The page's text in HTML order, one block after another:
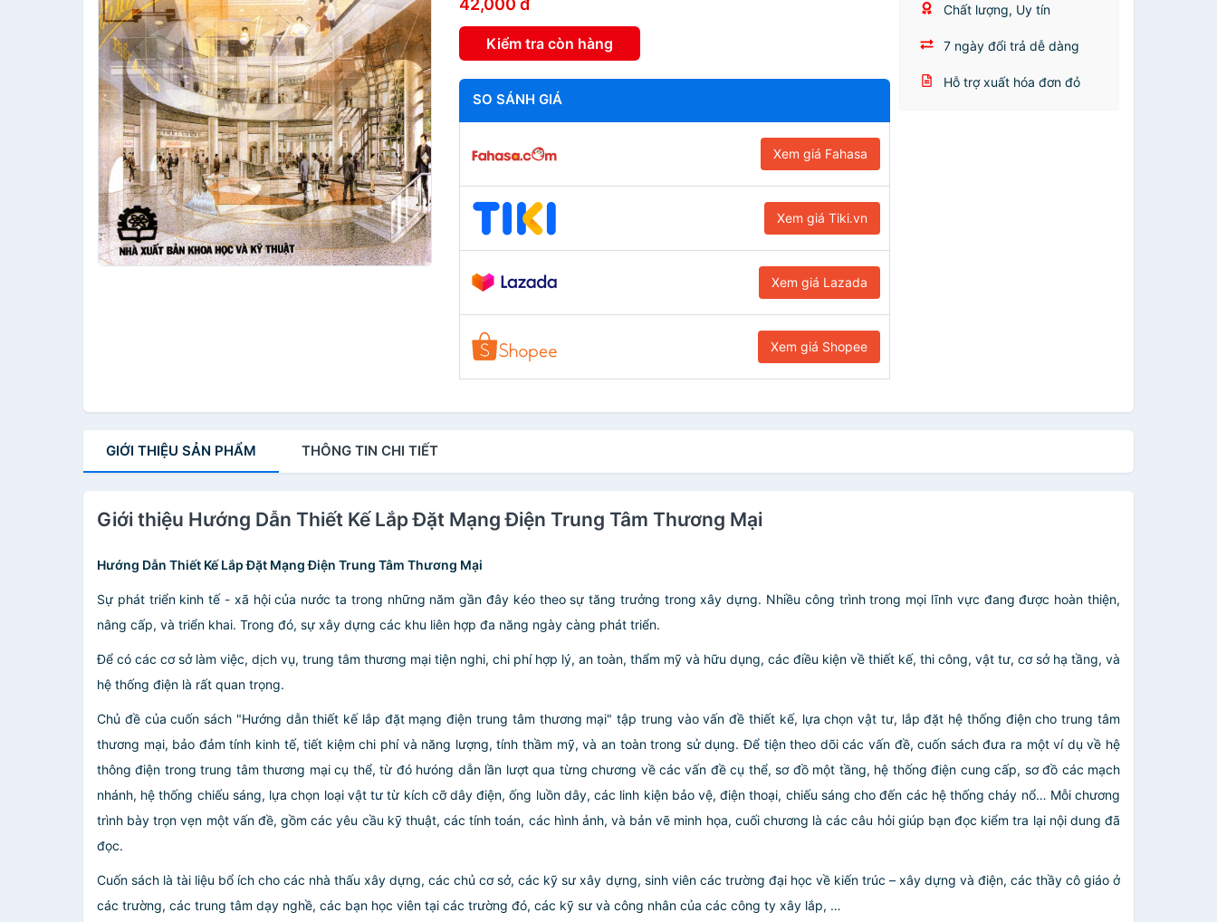
42,000 đ
Kiểm tra còn hàng
SO SÁNH GIÁ
Xem giá Fahasa
Xem giá Tiki.vn
Xem giá Lazada
Xem giá Shopee
Chất lượng, Uy tín
7 ngày đổi trả dễ dàng
Hỗ trợ xuất hóa đơn đỏ
GIỚI THIỆU SẢN PHẨM THÔNG TIN CHI TIẾT
Giới thiệu Hướng Dẫn Thiết Kế Lắp Đặt Mạng Điện Trung Tâm Thương Mại
Hướng Dẫn Thiết Kế Lắp Đặt Mạng Điện Trung Tâm Thương Mại
Sự phát triển kinh tế - xã hội của nước ta trong những năm gần đây kéo theo sự tăng trưởng trong xây dựng. Nhiều công trình trong mọi lĩnh vực đang được hoàn thiện,
nâng cấp, và triển khai. Trong đó, sự xây dựng các khu liên hợp đa năng ngày càng phát triển.
Để có các cơ sở làm việc, dịch vụ, trung tâm thương mại tiện nghi, chi phí hợp lý, an toàn, thẩm mỹ và hữu dụng, các điều kiện về thiết kế, thi công, vật tư, cơ sở hạ tầng, và
hệ thống điện là rất quan trọng.
Chủ đề của cuốn sách "Hướng dẫn thiết kế lắp đặt mạng điện trung tâm thương mại" tập trung vào vấn đề thiết kế, lựa chọn vật tư, lắp đặt hệ thống điện cho trung tâm
thương mại, bảo đảm tính kinh tế, tiết kiệm chi phí và năng lượng, tính thầm mỹ, và an toàn trong sử dụng. Để tiện theo dõi các vấn đề, cuốn sách đưa ra một ví dụ về hệ
thông điện trong trung tâm thương mại cụ thể, từ đó hưóng dẫn lần lượt qua từng chương về các vấn đề cụ thể, sơ đồ một tầng, hệ thống điện cung cấp, sơ đồ các mạch
nhánh, hệ thống chiếu sáng, lựa chọn loại vật tư từ kích cỡ dây điện, ống luồn dây, các linh kiện bảo vệ, điện thoại, chiếu sáng cho đến các hệ thống cháy nổ… Mỗi chương
trình bày trọn vẹn một vấn đề, gồm các yêu cầu kỹ thuật, các tính toán, các hình ảnh, và bản vẽ minh họa, cuối chương là các câu hỏi giúp bạn đọc kiểm tra lại nội dung đã
đọc.
Cuốn sách là tài liệu bổ ích cho các nhà thấu xây dựng, các chủ cơ sở, các kỹ sư xây dựng, sinh viên các trường đại học về kiến trúc – xây dựng và điện, các thầy cô giáo ở
các trường, các trung tâm dạy nghề, các bạn học viên tại các trường đó, các kỹ sư và công nhân của các công ty xây lắp, …